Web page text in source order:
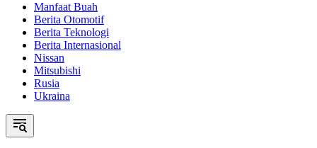
Manfaat Buah
Berita Otomotif
Berita Teknologi
Berita Internasional
Nissan
Mitsubishi
Rusia
Ukraina